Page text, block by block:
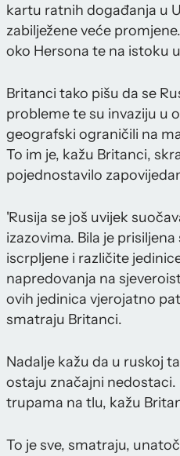
kartu ratnih događanja u
zabilježene veće
oko Hersona te na istoku
Britanci tako pišu da se
probleme te su invaziju u
geografski ograničili na
To im je, kažu Britanci,
pojednostavilo
'Rusija se još uvijek
izazovima. Bila je
iscrpljene i različite
napredovanja na
ovih jedinica vjerojatno
smatraju Britanci.
Nadalje kažu da u ruskoj
ostaju značajni
trupama na tlu, kažu
To je sve, smatraju,